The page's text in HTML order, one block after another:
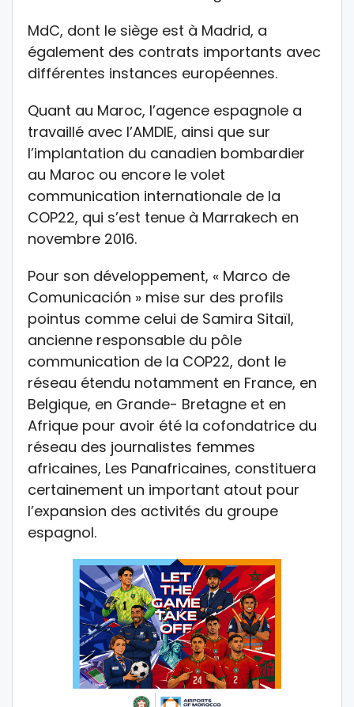
MdC, dont le siège est à Madrid, a
également des contrats importants avec
différentes instances européennes.
Quant au Maroc, l’agence espagnole a
travaillé avec l’AMDIE, ainsi que sur
l’implantation du canadien bombardier
au Maroc ou encore le volet
communication internationale de la
COP22, qui s’est tenue à Marrakech en
novembre 2016.
Pour son développement, « Marco de
Comunicación » mise sur des profils
pointus comme celui de Samira Sitaïl,
ancienne responsable du pôle
communication de la COP22, dont le
réseau étendu notamment en France, en
Belgique, en Grande- Bretagne et en
Afrique pour avoir été la cofondatrice du
réseau des journalistes femmes
africaines, Les Panafricaines, constituera
certainement un important atout pour
l’expansion des activités du groupe
espagnol.